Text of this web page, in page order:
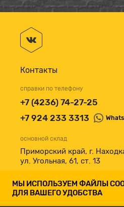
Контакты
справки по телефону
+7 (4236) 74-27-25
+7 924 233 3313
основной склад
Приморский край, г.
ул. Угольная, 61, ст. 13
принимаем к оплате
МЫ ИСПОЛЬЗУЕМ ФАЙЛЫ
ДЛЯ ВАШЕГО УДОБСТВА